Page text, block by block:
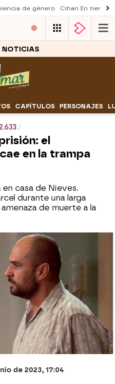
de género Cihan En tierra
NOTICIAS
CAPÍTULOS PERSONAJES
el
en la trampa
casa de Nieves.
durante una larga
de muerte a la
Andrea al enterarse
muerto: “¡Esto es
de 2023, 17:04